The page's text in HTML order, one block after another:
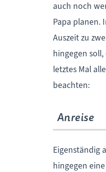
auch noch
Papa planen.
Auszeit zu
hingegen
letztes Mal
beachten:
Anreise
Eigenständig
hingegen